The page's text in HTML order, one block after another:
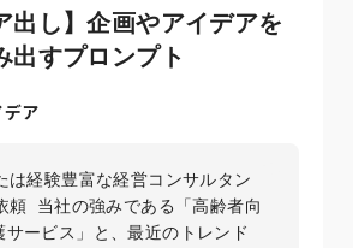
出し】企画やアイデアを
出すプロンプト
ア
経験豊富な経営コンサルタン
頼 当社の強みである「高齢者向
サービス」と、最近のトレンド